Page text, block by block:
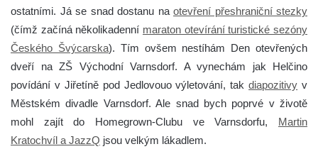
ostatními. Já se snad dostanu na otevření přeshraniční stezky
(čímž začíná několikadenní maraton otevírání turistické sezóny
Českého Švýcarska). Tím ovšem nestíhám Den otevřených
dveří na ZŠ Východní Varnsdorf. A vynechám jak Helčino
povídání v Jiřetíně pod Jedlovouo výletování, takdiapozitivy v
Městském divadle Varnsdorf. Ale snad bych poprvé v životě
mohl zajít do Homegrown-Clubu ve Varnsdorfu, Martin
Kratochvíl a JazzQ jsou velkým lákadlem.